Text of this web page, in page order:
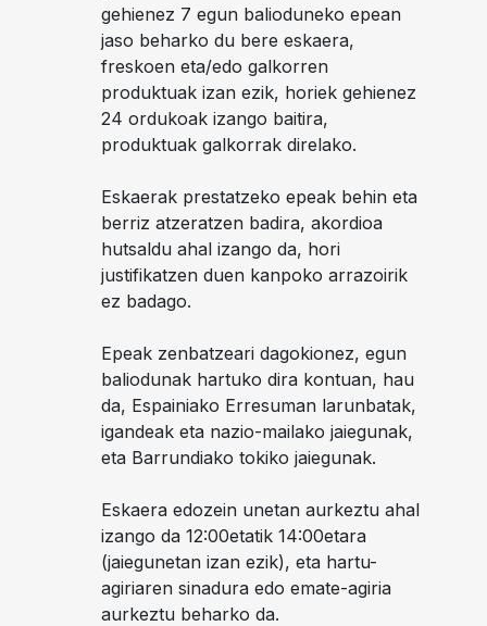
gehienez 7 egun balioduneko epean
jaso beharko du bere eskaera,
freskoen eta/edo galkorren
produktuak izan ezik, horiek gehienez
24 ordukoak izango baitira,
produktuak galkorrak direlako.
Eskaerak prestatzeko epeak behin eta
berriz atzeratzen badira, akordioa
hutsaldu ahal izango da, hori
justifikatzen duen kanpoko arrazoirik
ez badago.
Epeak zenbatzeari dagokionez, egun
baliodunak hartuko dira kontuan, hau
da, Espainiako Erresuman larunbatak,
igandeak eta nazio-mailako jaiegunak,
eta Barrundiako tokiko jaiegunak.
Eskaera edozein unetan aurkeztu ahal
izango da 12:00etatik 14:00etara
(jaiegunetan izan ezik), eta hartu-
agiriaren sinadura edo emate-agiria
aurkeztu beharko da.